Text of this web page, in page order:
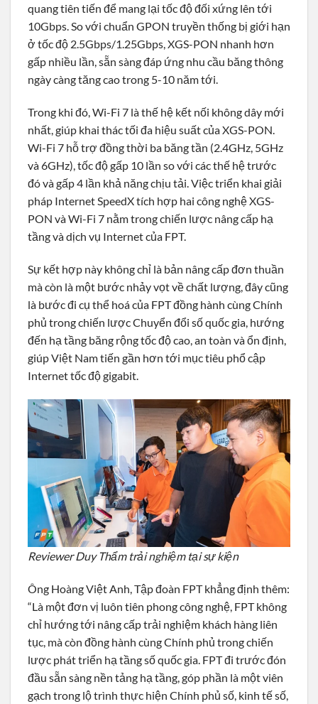
quang tiên tiến để mang lại tốc độ đối xứng lên tới
10Gbps. So với chuẩn GPON truyền thống bị giới hạn
ở tốc độ 2.5Gbps/1.25Gbps, XGS-PON nhanh hơn
gấp nhiều lần, sẵn sàng đáp ứng nhu cầu băng thông
ngày càng tăng cao trong 5-10 năm tới.
Trong khi đó, Wi-Fi 7 là thế hệ kết nối không dây mới
nhất, giúp khai thác tối đa hiệu suất của XGS-PON.
Wi-Fi 7 hỗ trợ đồng thời ba băng tần (2.4GHz, 5GHz
và 6GHz), tốc độ gấp 10 lần so với các thế hệ trước
đó và gấp 4 lần khả năng chịu tải. Việc triển khai giải
pháp Internet SpeedX tích hợp hai công nghệ XGS-
PON và Wi-Fi 7 nằm trong chiến lược nâng cấp hạ
tầng và dịch vụ Internet của FPT.
Sự kết hợp này không chỉ là bản nâng cấp đơn thuần
mà còn là một bước nhảy vọt về chất lượng, đây cũng
là bước đi cụ thể hoá của FPT đồng hành cùng Chính
phủ trong chiến lược Chuyển đổi số quốc gia, hướng
đến hạ tầng băng rộng tốc độ cao, an toàn và ổn định,
giúp Việt Nam tiến gần hơn tới mục tiêu phổ cập
Internet tốc độ gigabit.
Reviewer Duy Thẩm trải nghiệm tại sự kiện
Ông Hoàng Việt Anh, Tập đoàn FPT khẳng định thêm:
“Là một đơn vị luôn tiên phong công nghệ, FPT không
chỉ hướng tới nâng cấp trải nghiệm khách hàng liên
tục, mà còn đồng hành cùng Chính phủ trong chiến
lược phát triển hạ tầng số quốc gia. FPT đi trước đón
đầu sẵn sàng nền tảng hạ tầng, góp phần là một viên
gạch trong lộ trình thực hiện Chính phủ số, kinh tế số,